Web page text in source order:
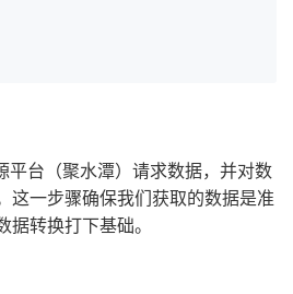
平台（聚水潭）请求数据，并对数
这一步骤确保我们获取的数据是准
转换打下基础。